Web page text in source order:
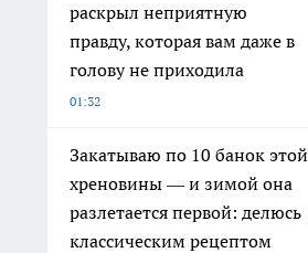
раскрыл неприятную
правду, которая вам даже в
голову не приходила
01:32
Закатываю по 10 банок этой
хреновины — и зимой она
разлетается первой: делюсь
классическим рецептом